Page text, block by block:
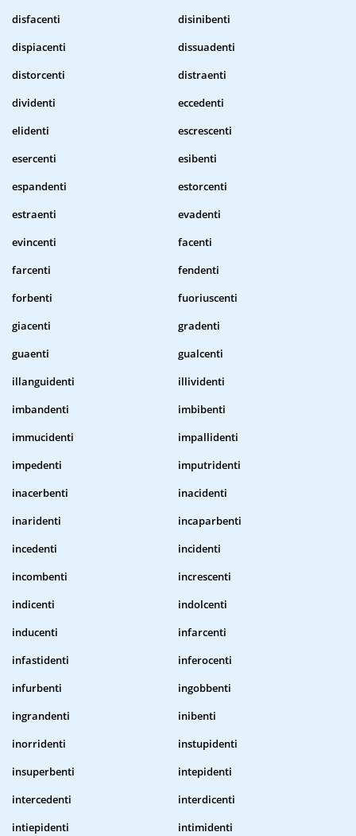
disfacenti
disinibenti
dispiacenti
dissuadenti
distorcenti
distraenti
dividenti
eccedenti
elidenti
escrescenti
esercenti
esibenti
espandenti
estorcenti
estraenti
evadenti
evincenti
facenti
farcenti
fendenti
forbenti
fuoriuscenti
giacenti
gradenti
guaenti
gualcenti
illanguidenti
illividenti
imbandenti
imbibenti
immucidenti
impallidenti
impedenti
imputridenti
inacerbenti
inacidenti
inaridenti
incaparbenti
incedenti
incidenti
incombenti
increscenti
indicenti
indolcenti
inducenti
infarcenti
infastidenti
inferocenti
infurbenti
ingobbenti
ingrandenti
inibenti
inorridenti
instupidenti
insuperbenti
intepidenti
intercedenti
interdicenti
intiepidenti
intimidenti